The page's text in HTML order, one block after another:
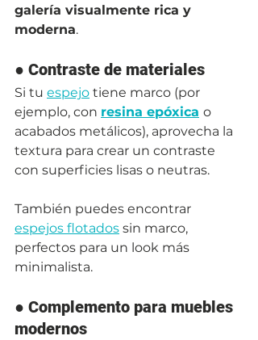
galería visualmente rica y
moderna.
● Contraste de materiales
Si tu espejo tiene marco (por
ejemplo, con resina epóxica o
acabados metálicos), aprovecha la
textura para crear un contraste
con superficies lisas o neutras.
También puedes encontrar
espejos flotados sin marco,
perfectos para un look más
minimalista.
● Complemento para muebles
modernos